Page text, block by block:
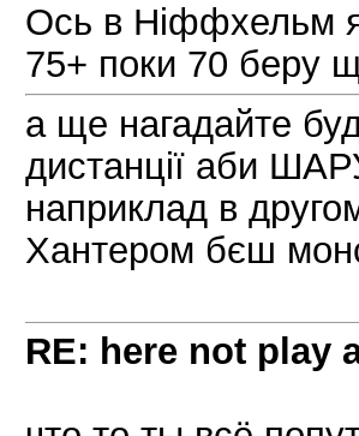
Ось в Ніффхельм
75+ поки 70 беру
а ще нагадайте
дистанції аби
наприклад в
Хантером бєш
RE: here not play